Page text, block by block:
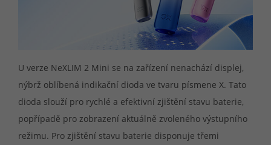
U verze NeXLIM 2 Mini se na zařízení nenachází displej,
nýbrž oblíbená indikační dioda ve tvaru písmene X. Tato
dioda slouží pro rychlé a efektivní zjištění stavu baterie,
popřípadě pro zobrazení aktuálně zvoleného výstupního
režimu. Pro zjištění stavu baterie disponuje třemi